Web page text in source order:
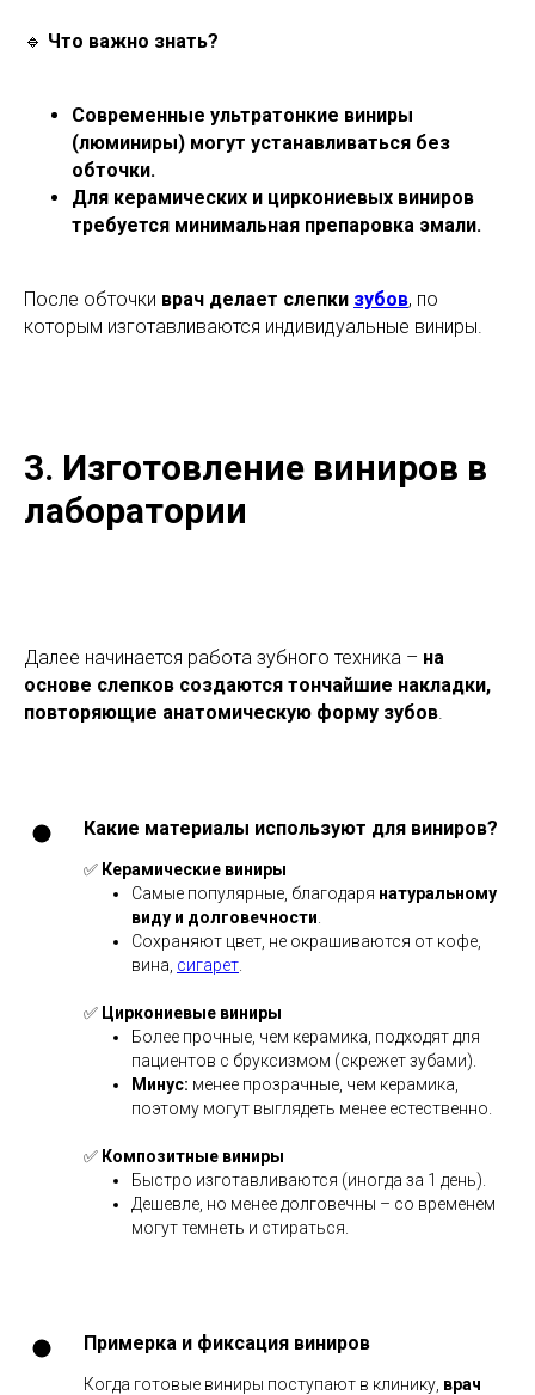
🔹 Что важно знать?
Современные ультратонкие виниры
(люминиры) могут устанавливаться без
обточки.
Для керамических и циркониевых виниров
требуется минимальная препаровка эмали.
После обточки врач делает слепки зубов, по
которым изготавливаются индивидуальные виниры.
3. Изготовление виниров в
лаборатории
Далее начинается работа зубного техника – на
основе слепков создаются тончайшие накладки,
повторяющие анатомическую форму зубов.
Какие материалы используют для виниров?
✅ Керамические виниры
Самые популярные, благодаря натуральному
виду и долговечности
Сохраняют цвет, не окрашиваются от кофе,
вина, сигарет
✅ Циркониевые виниры
Более прочные, чем керамика, подходят для
пациентов с бруксизмом (скрежет зубами).
Минус: менее прозрачные, чем керамика,
поэтому могут выглядеть менее естественно.
✅ Композитные виниры
Быстро изготавливаются (иногда за 1 день).
Дешевле, но менее долговечны – со временем
могут темнеть и стираться.
Примерка и фиксация виниров
Когда готовые виниры поступают в клинику, врач